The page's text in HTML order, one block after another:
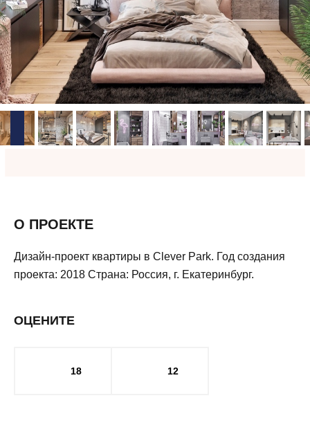
О ПРОЕКТЕ
Дизайн-проект квартиры в Clever Park. Год создания
проекта: 2018 Страна: Россия, г. Екатеринбург.
ОЦЕНИТЕ
18 12